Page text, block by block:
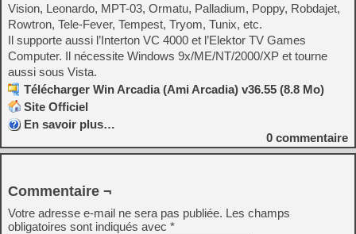
Vision, Leonardo, MPT-03, Ormatu, Palladium, Poppy, Robdajet,
Rowtron, Tele-Fever, Tempest, Tryom, Tunix, etc.
Il supporte aussi l’Interton VC 4000 et l’Elektor TV Games
Computer. Il nécessite Windows 9x/ME/NT/2000/XP et tourne
aussi sous Vista.
Télécharger Win Arcadia (Ami Arcadia) v36.55 (8.8 Mo)
Site Officiel
En savoir plus…
0 commentaire
Commentaire ¬
Votre adresse e-mail ne sera pas publiée. Les champs
obligatoires sont indiqués avec *